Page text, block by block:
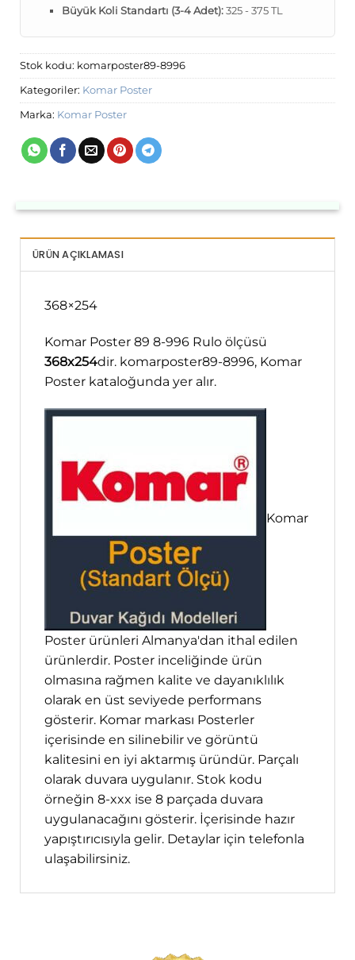
Büyük Koli Standartı (3-4 Adet):325 - 375 TL
Stok kodu: komarposter89-8996
Kategoriler: Komar Poster
Marka: Komar Poster
ÜRÜN AÇIKLAMASI
368×254
Komar Poster 89 8-996 Rulo ölçüsü
368x254dir. komarposter89-8996, Komar
Poster kataloğunda yer alır.
Komar
Poster ürünleri Almanya'dan ithal edilen
ürünlerdir. Poster inceliğinde ürün
olmasına rağmen kalite ve dayanıklılık
olarak en üst seviyede performans
gösterir. Komar markası Posterler
içerisinde en silinebilir ve görüntü
kalitesini en iyi aktarmış üründür. Parçalı
olarak duvara uygulanır. Stok kodu
örneğin 8-xxx ise 8 parçada duvara
uygulanacağını gösterir. İçerisinde hazır
yapıştırıcısıyla gelir. Detaylar için telefonla
ulaşabilirsiniz.